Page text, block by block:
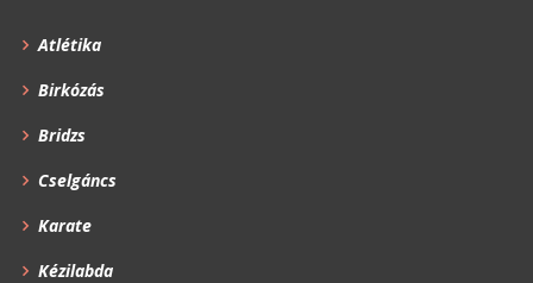
Atlétika
Birkózás
Bridzs
Cselgáncs
Karate
Kézilabda